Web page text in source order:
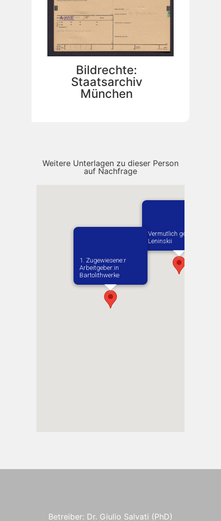
Bildrechte:
Staatsarchiv
München
Weitere Unterlagen zu dieser Person
auf Nachfrage
Vermutlich geboren in
Leninskii
1. Zugewiesene:r
Arbeitgeber:in​
Bartolithwerke
Betreiber: Dr. Giulio Salvati (PhD)